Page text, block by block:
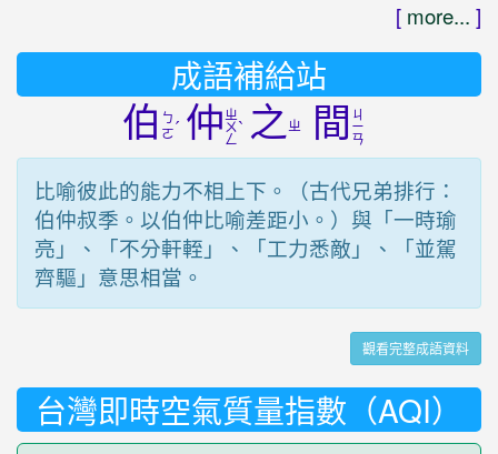
[ more... ]
成語補給站
伯 ㄅ
ㄛˊ 仲ㄓ
ㄨ
ㄥ
ˋ 之ㄓ 間 ㄐ
ㄧ
ㄢ
比喻彼此的能力不相上下。（古代兄弟排行：
伯仲叔季。以伯仲比喻差距小。）與「一時瑜
亮」、「不分軒輊」、「工力悉敵」、「並駕
齊驅」意思相當。
觀看完整成語資料
台灣即時空氣質量指數（AQI）